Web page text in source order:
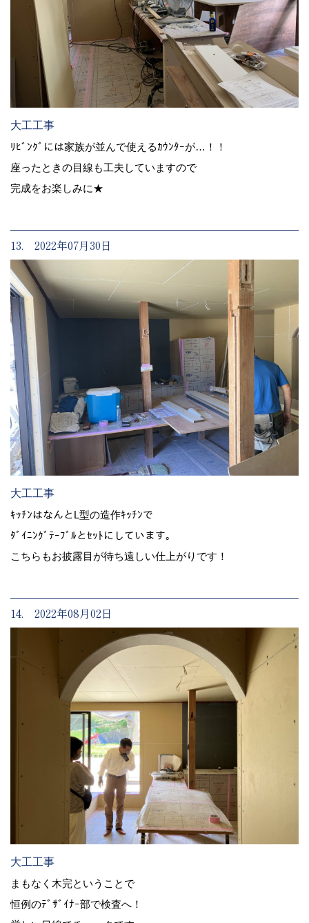
大工工事
ﾘﾋﾞﾝｸﾞには家族が並んで使えるｶｳﾝﾀｰが…！！
座ったときの目線も工夫していますので
完成をお楽しみに★
13. 2022年07月30日
大工工事
ｷｯﾁﾝはなんとL型の造作ｷｯﾁﾝで
ﾀﾞｲﾆﾝｸﾞﾃｰﾌﾞﾙとｾｯﾄにしています。
こちらもお披露目が待ち遠しい仕上がりです！
14. 2022年08月02日
大工工事
まもなく木完ということで
恒例のﾃﾞｻﾞｲﾅｰ部で検査へ！